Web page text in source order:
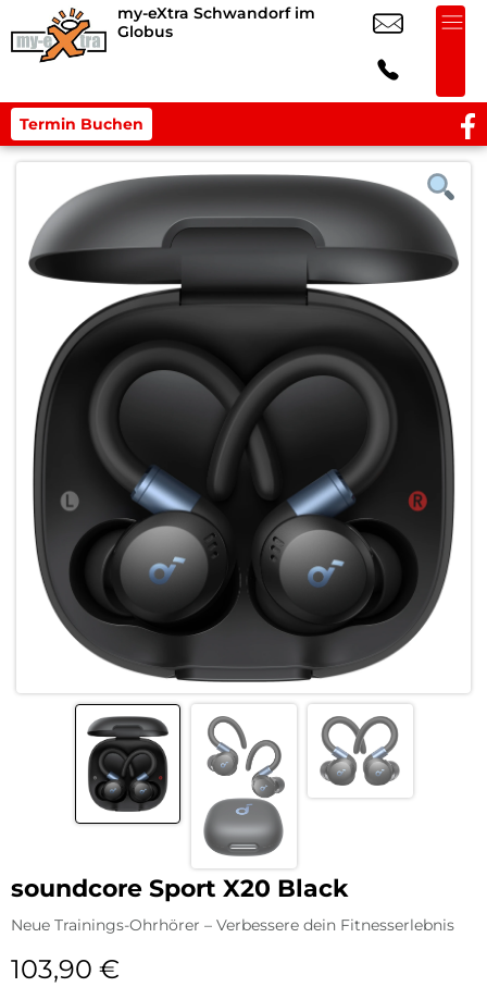
my-eXtra Schwandorf im
Globus
Termin Buchen
soundcore Sport X20 Black
Neue Trainings-Ohrhörer – Verbessere dein Fitnesserlebnis
103,90 €